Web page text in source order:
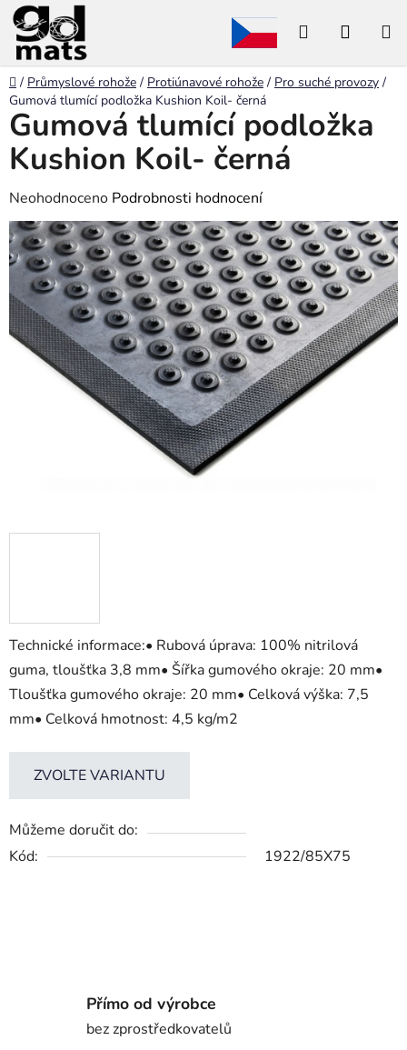
Přejít
na
obsah
Hledat
Domů
/ Průmyslové rohože / Protiúnavové rohože / Pro suché provozy /
Gumová tlumící podložka Kushion Koil- černá
Technické informace:• Rubová úprava: 100% nitrilová
guma, tloušťka 3,8 mm• Šířka gumového okraje: 20 mm•
Tloušťka gumového okraje: 20 mm• Celková výška: 7,5
mm• Celková hmotnost: 4,5 kg/m2
ZVOLTE VARIANTU
Můžeme doručit do:
Kód:
1922/85X75
Gumová tlumící podložka
Kushion Koil- černá
Průměrné
hodnocení
produktu
je
0,0
z
5
hvězdiček.
Neohodnoceno Podrobnosti hodnocení
Přímo od výrobce
bez zprostředkovatelů